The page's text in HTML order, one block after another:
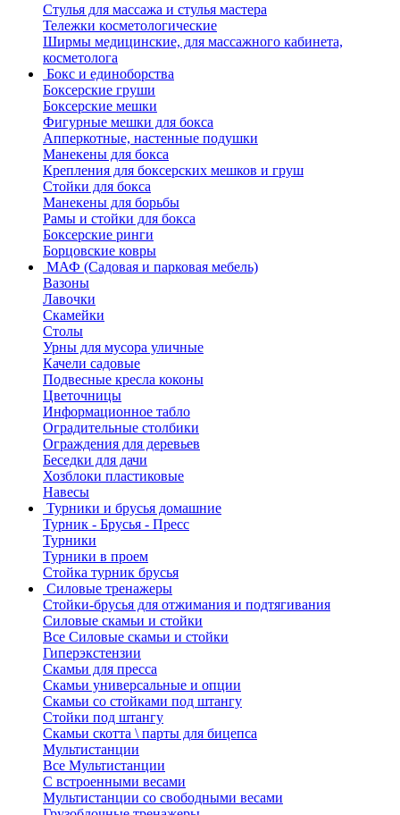
Стулья для массажа и стулья мастера
Тележки косметологические
Ширмы медицинские, для массажного кабинета,
косметолога
Бокс и единоборства
Боксерские груши
Боксерские мешки
Фигурные мешки для бокса
Апперкотные, настенные подушки
Манекены для бокса
Крепления для боксерских мешков и груш
Стойки для бокса
Манекены для борьбы
Рамы и стойки для бокса
Боксерские ринги
Борцовские ковры
МАФ (Садовая и парковая мебель)
Вазоны
Лавочки
Скамейки
Столы
Урны для мусора уличные
Качели садовые
Подвесные кресла коконы
Цветочницы
Информационное табло
Оградительные столбики
Ограждения для деревьев
Беседки для дачи
Хозблоки пластиковые
Навесы
Турники и брусья домашние
Турник - Брусья - Пресс
Турники
Турники в проем
Стойка турник брусья
Силовые тренажеры
Стойки-брусья для отжимания и подтягивания
Силовые скамьи и стойки
Все Силовые скамьи и стойки
Гиперэкстензии
Скамьи для пресса
Скамьи универсальные и опции
Скамьи со стойками под штангу
Стойки под штангу
Скамьи скотта \ парты для бицепса
Мультистанции
Все Мультистанции
С встроенными весами
Мультистанции со свободными весами